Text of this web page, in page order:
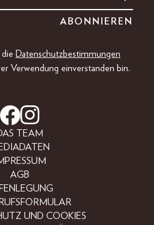
die Datenschutzbestimmungen
Verwendung einverstanden bin.
TEAM
AGB
UND COOKIES